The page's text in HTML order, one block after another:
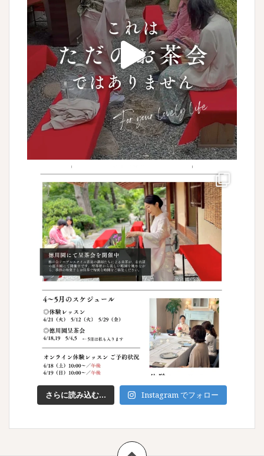
さらに読み込む... Instagram でフォロー